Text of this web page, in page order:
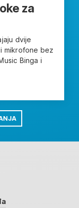
za
dvije
mikrofone bez
Binga i